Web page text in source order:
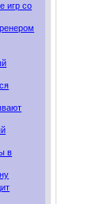
игр со
в